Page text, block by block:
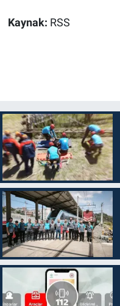
Kaynak: RSS